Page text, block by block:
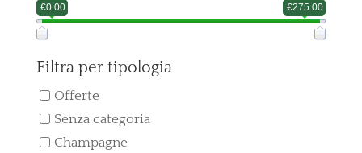
€0.00 €275.00
Filtra per tipologia
Offerte
Senza categoria
Champagne